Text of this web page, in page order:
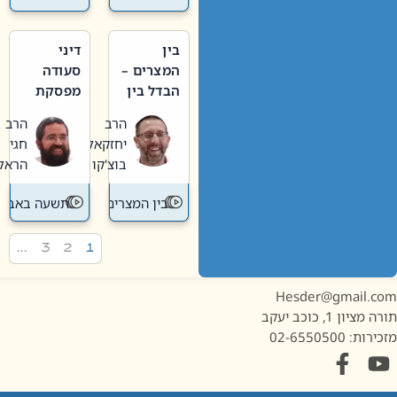
בין
המצרים –
הבדל בין
חדשה
לישנה
הרב
יחזקאל
בוצ'קו
בין המצרים
דיני
סעודה
מפסקת
תשעה
באב
הרב
חגי
הראל
תשעה באב
1, כוכב יעקב
02-6550500